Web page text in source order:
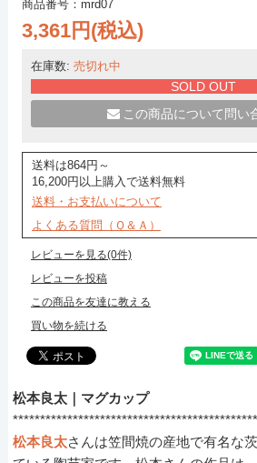
商品番号：mrd07
3,361円(税込)
在庫数: 売切れ中
SOLD OUT
この商品について問い
送料は864円～
16,200円以上購入で送料無料
送料・お支払いについて
よくある質問（Ｑ＆Ａ）
レビューを見る(0件)
レビューを投稿
この商品を友達に教える
買い物を続ける
松本良太｜マグカップ
松本良太さんは笠間焼の産地で有名な